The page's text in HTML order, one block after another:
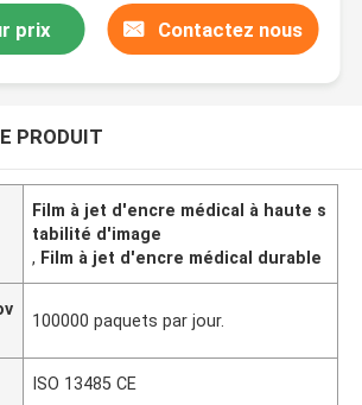
prix Contactez nous
PRODUIT
Film à jet d'encre médical à haute s
tabilité d'image
, Film à jet d'encre médical durable
100000 paquets par jour.
ISO 13485 CE